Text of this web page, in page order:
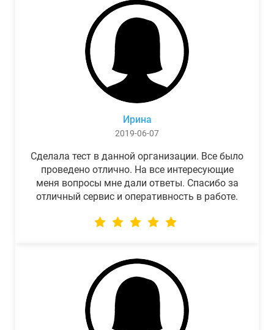
Ирина
2019-06-07
Сделала тест в данной организации. Все было
проведено отлично. На все интересующие
меня вопросы мне дали ответы. Спасибо за
отличный сервис и оперативность в работе.